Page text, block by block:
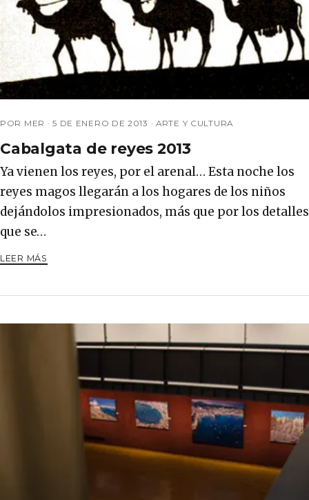
POR MER ·5 DE ENERO DE 2013 ·ARTE Y CULTURA
Cabalgata de reyes 2013
Ya vienen los reyes, por el arenal… Esta noche los
reyes magos llegarán a los hogares de los niños
dejándolos impresionados, más que por los detalles
que se…
LEER MÁS